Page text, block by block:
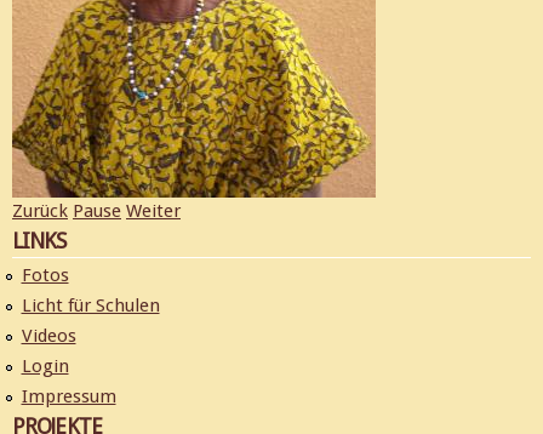
Zurück Pause Weiter
LINKS
Fotos
Licht für Schulen
Videos
Login
Impressum
PROJEKTE